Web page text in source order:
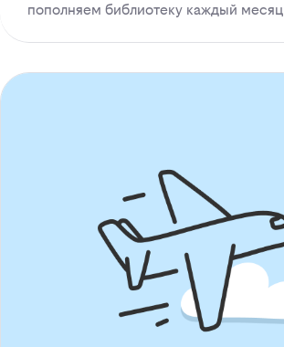
пополняем библиотеку каждый месяц